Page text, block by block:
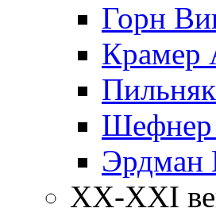
Горн
Крамер
Эрдман
ХХ-XXI